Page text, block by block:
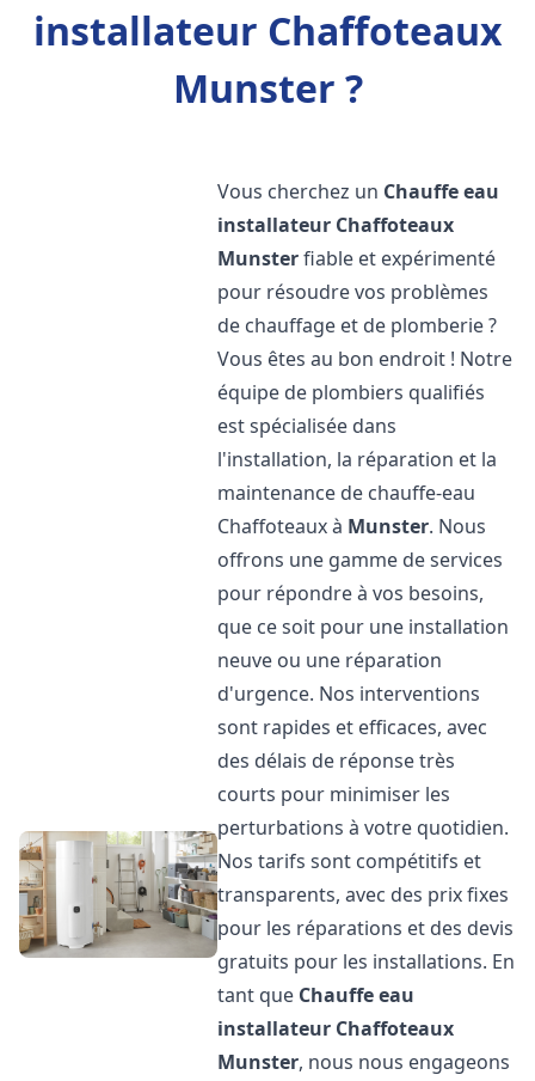
installateur Chaffoteaux
Munster ?
Vous cherchez un Chauffe eau
installateur Chaffoteaux
Munsterfiable et expérimenté
pour résoudre vos problèmes
de chauffage et de plomberie ?
Vous êtes au bon endroit ! Notre
équipe de plombiers qualifiés
est spécialisée dans
l'installation, la réparation et la
maintenance de chauffe-eau
Chaffoteaux à Munster. Nous
offrons une gamme de services
pour répondre à vos besoins,
que ce soit pour une installation
neuve ou une réparation
d'urgence. Nos interventions
sont rapides et efficaces, avec
des délais de réponse très
courts pour minimiser les
perturbations à votre quotidien.
Nos tarifs sont compétitifs et
transparents, avec des prix fixes
pour les réparations et des devis
gratuits pour les installations. En
tant que Chauffe eau
installateur Chaffoteaux
Munster, nous nous engageons